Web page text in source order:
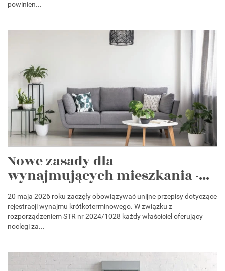
powinien...
Nowe zasady dla
wynajmujących mieszkania -...
20 maja 2026 roku zaczęły obowiązywać unijne przepisy dotyczące
rejestracji wynajmu krótkoterminowego. W związku z
rozporządzeniem STR nr 2024/1028 każdy właściciel oferujący
noclegi za...